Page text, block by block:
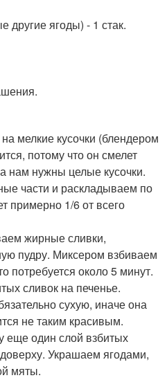
ягоды) - 1 стак.
мелкие кусочки (блендером
потому что он смелет
нам нужны целые кусочки.
части и раскладываем по
примерно 1/6 от всего
жирные сливки,
пудру. Миксером взбиваем
потребуется около 5 минут.
сливок на печенье.
сухую, иначе она
не таким красивым.
один слой взбитых
Украшаем ягодами,
мяты.